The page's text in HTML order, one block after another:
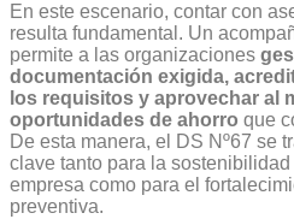
En este escenario, contar con
resulta fundamental. Un
permite a las organizaciones
documentación exigida,
los requisitos y aprovechar al
oportunidades de ahorro que
De esta manera, el DS Nº67 se
clave tanto para la
empresa como para el
preventiva.